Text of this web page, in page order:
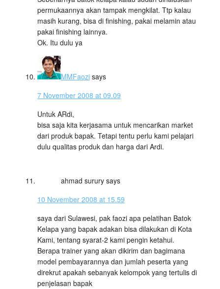
permukaannya akan tampak mengkilat. Ttp kalau
masih kurang, bisa di finishing, pakai melamin atau
pakai finishing lainnya.
Ok. Itu dulu ya
MMFaozi says
7 November 2008 at 09.09
Untuk ARdi,
bisa saja kita kerjasama untuk mencarikan market
dari produk bapak. Tetapi tentu perlu kami pelajari
dulu qualitas produk dan harga dari Ardi.
ahmad surury says
10 November 2008 at 15.59
saya dari Sulawesi, pak faozi apa pelatihan Batok
Kelapa yang bapak adakan bisa dilakukan di Kota
Kami, tentang syarat-2 kami pengin ketahui.
Berapa trainer yang akan dikirim dan bagimana
model pembayarannya dan jumlah peserta yang
direkrut apakah sebanyak kelompok yang tertulis di
penjelasan bapak